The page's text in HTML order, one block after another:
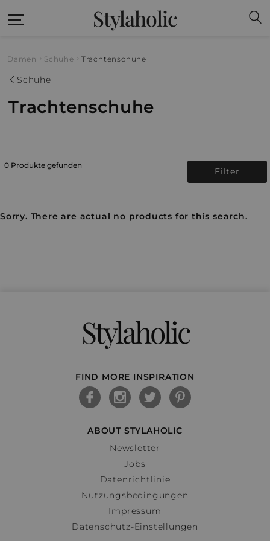
Stylaholic
Damen Schuhe Trachtenschuhe
Schuhe
Trachtenschuhe
0 Produkte gefunden
Filter
Sorry. There are actual no products for this search.
Stylaholic
FIND MORE INSPIRATION
ABOUT STYLAHOLIC
Newsletter
Jobs
Datenrichtlinie
Nutzungsbedingungen
Impressum
Datenschutz-Einstellungen